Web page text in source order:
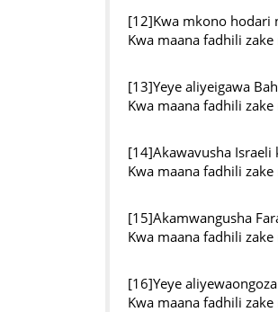
[12]Kwa mkono hodari
Kwa maana fadhili
[13]Yeye aliyeigawa
Kwa maana fadhili
[14]Akawavusha Israeli
Kwa maana fadhili
[15]Akamwangusha
Kwa maana fadhili
[16]Yeye
Kwa maana fadhili